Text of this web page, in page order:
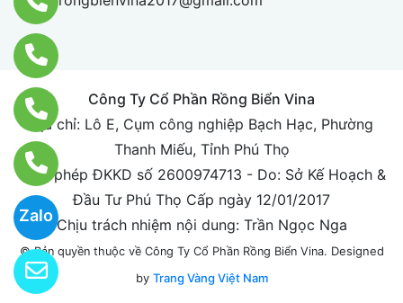
Zalo
Công Ty Cổ Phần Rồng Biển Vina
Địa chỉ: Lô E, Cụm công nghiệp Bạch Hạc, Phường
Thanh Miếu, Tỉnh Phú Thọ
Giấy phép ĐKKD số 2600974713 - Do: Sở Kế Hoạch &
Đầu Tư Phú Thọ Cấp ngày 12/01/2017
Chịu trách nhiệm nội dung: Trần Ngọc Nga
© Bản quyền thuộc về Công Ty Cổ Phần Rồng Biển Vina. Designed
by Trang Vàng Việt Nam